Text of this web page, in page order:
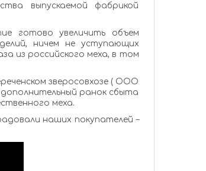
выпускаемой фабрикой
готово увеличить объем
ничем не уступающих
из российского меха, в том
зверосовхозе ( ООО
ранок сбыта
меха.
наших покупателей –